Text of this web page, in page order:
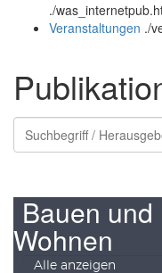
./
Veranstaltungen ./
Bauen und
Wohnen
Alle anzeigen